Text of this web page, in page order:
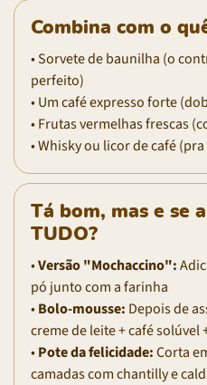
Combina com o
• Sorvete de baunilha (o
perfeito)
• Um café expresso forte
• Frutas vermelhas frescas
• Whisky ou licor de café
Tá bom, mas e se
TUDO?
•Versão "Mochaccino":
pó junto com a farinha
•Bolo-mousse: Depois de
creme de leite + café
•Pote da felicidade:Corta
camadas com chantilly e